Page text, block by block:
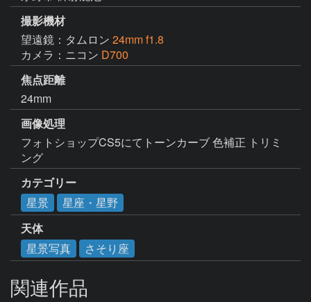
撮影機材
望遠鏡：タムロン 24mm f1.8
カメラ：ニコン D700
焦点距離
24mm
画像処理
フォトショップCS5にてトーンカーブ 色補正 トリミ
ング
カテゴリー
星景
星座・星野
天体
星景写真
さそり座
関連作品